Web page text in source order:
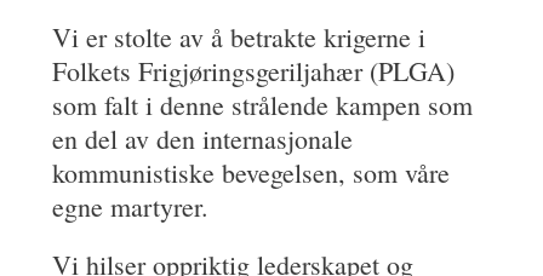
Vi er stolte av å betrakte krigerne i
Folkets Frigjøringsgeriljahær (PLGA)
som falt i denne strålende kampen som
en del av den internasjonale
kommunistiske bevegelsen, som våre
egne martyrer.
Vi hilser oppriktig lederskapet og